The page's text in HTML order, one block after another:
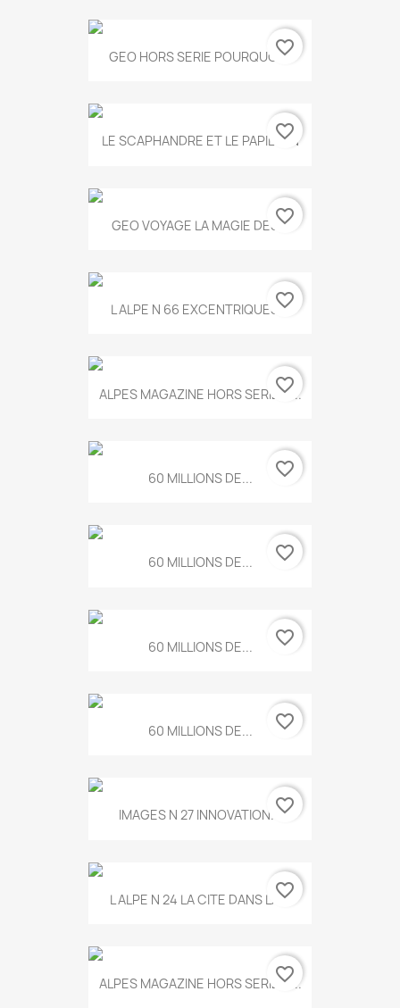
GEO HORS SERIE POURQUOI...
favorite_border
LE SCAPHANDRE ET LE PAPILLON
favorite_border
GEO VOYAGE LA MAGIE DES...
favorite_border
L ALPE N 66 EXCENTRIQUES...
favorite_border
ALPES MAGAZINE HORS SERIE N...
favorite_border
60 MILLIONS DE... favorite_border
60 MILLIONS DE... favorite_border
60 MILLIONS DE... favorite_border
60 MILLIONS DE... favorite_border
IMAGES N 27 INNOVATION...favorite_border
L ALPE N 24 LA CITE DANS LA...
favorite_border
ALPES MAGAZINE HORS SERIE N...
favorite_border